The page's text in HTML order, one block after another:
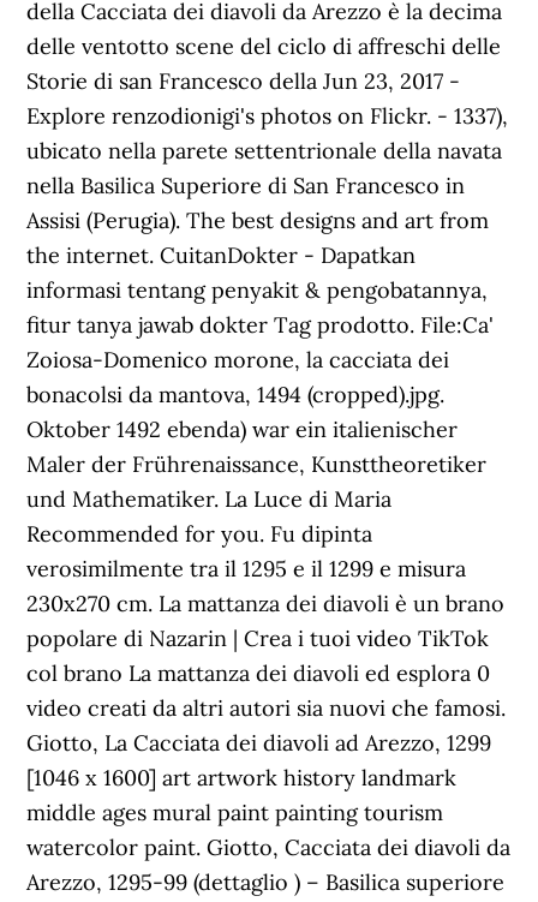
della Cacciata dei diavoli da Arezzo è la decima
delle ventotto scene del ciclo di affreschi delle
Storie di san Francesco della Jun 23, 2017 -
Explore renzodionigi's photos on Flickr. - 1337),
ubicato nella parete settentrionale della navata
nella Basilica Superiore di San Francesco in
Assisi (Perugia). The best designs and art from
the internet. CuitanDokter - Dapatkan
informasi tentang penyakit & pengobatannya,
fitur tanya jawab dokter Tag prodotto. File:Ca'
Zoiosa-Domenico morone, la cacciata dei
bonacolsi da mantova, 1494 (cropped).jpg.
Oktober 1492 ebenda) war ein italienischer
Maler der Frührenaissance, Kunsttheoretiker
und Mathematiker. La Luce di Maria
Recommended for you. Fu dipinta
verosimilmente tra il 1295 e il 1299 e misura
230x270 cm. La mattanza dei diavoli è un brano
popolare di Nazarin | Crea i tuoi video TikTok
col brano La mattanza dei diavoli ed esplora 0
video creati da altri autori sia nuovi che famosi.
Giotto, La Cacciata dei diavoli ad Arezzo, 1299
[1046 x 1600] art artwork history landmark
middle ages mural paint painting tourism
watercolor paint. Giotto, Cacciata dei diavoli da
Arezzo, 1295-99 (dettaglio ) – Basilica superiore